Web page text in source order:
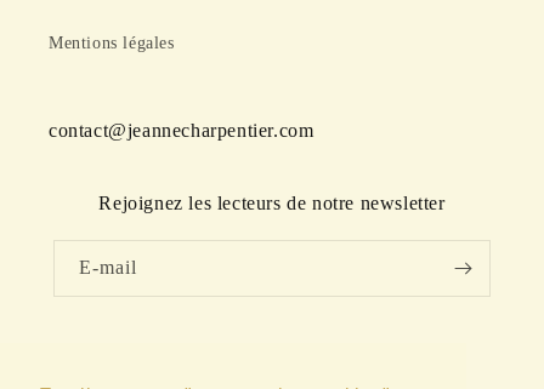
Mentions légales
contact@jeannecharpentier.com
Rejoignez les lecteurs de notre newsletter
E-mail